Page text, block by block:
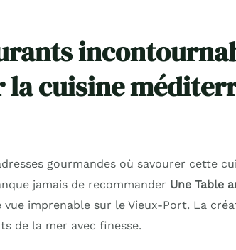
cuisine
gourmandes où savourer cette
jamais de recommander Une Table
imprenable sur le Vieux-Port. La
de la mer avec finesse.